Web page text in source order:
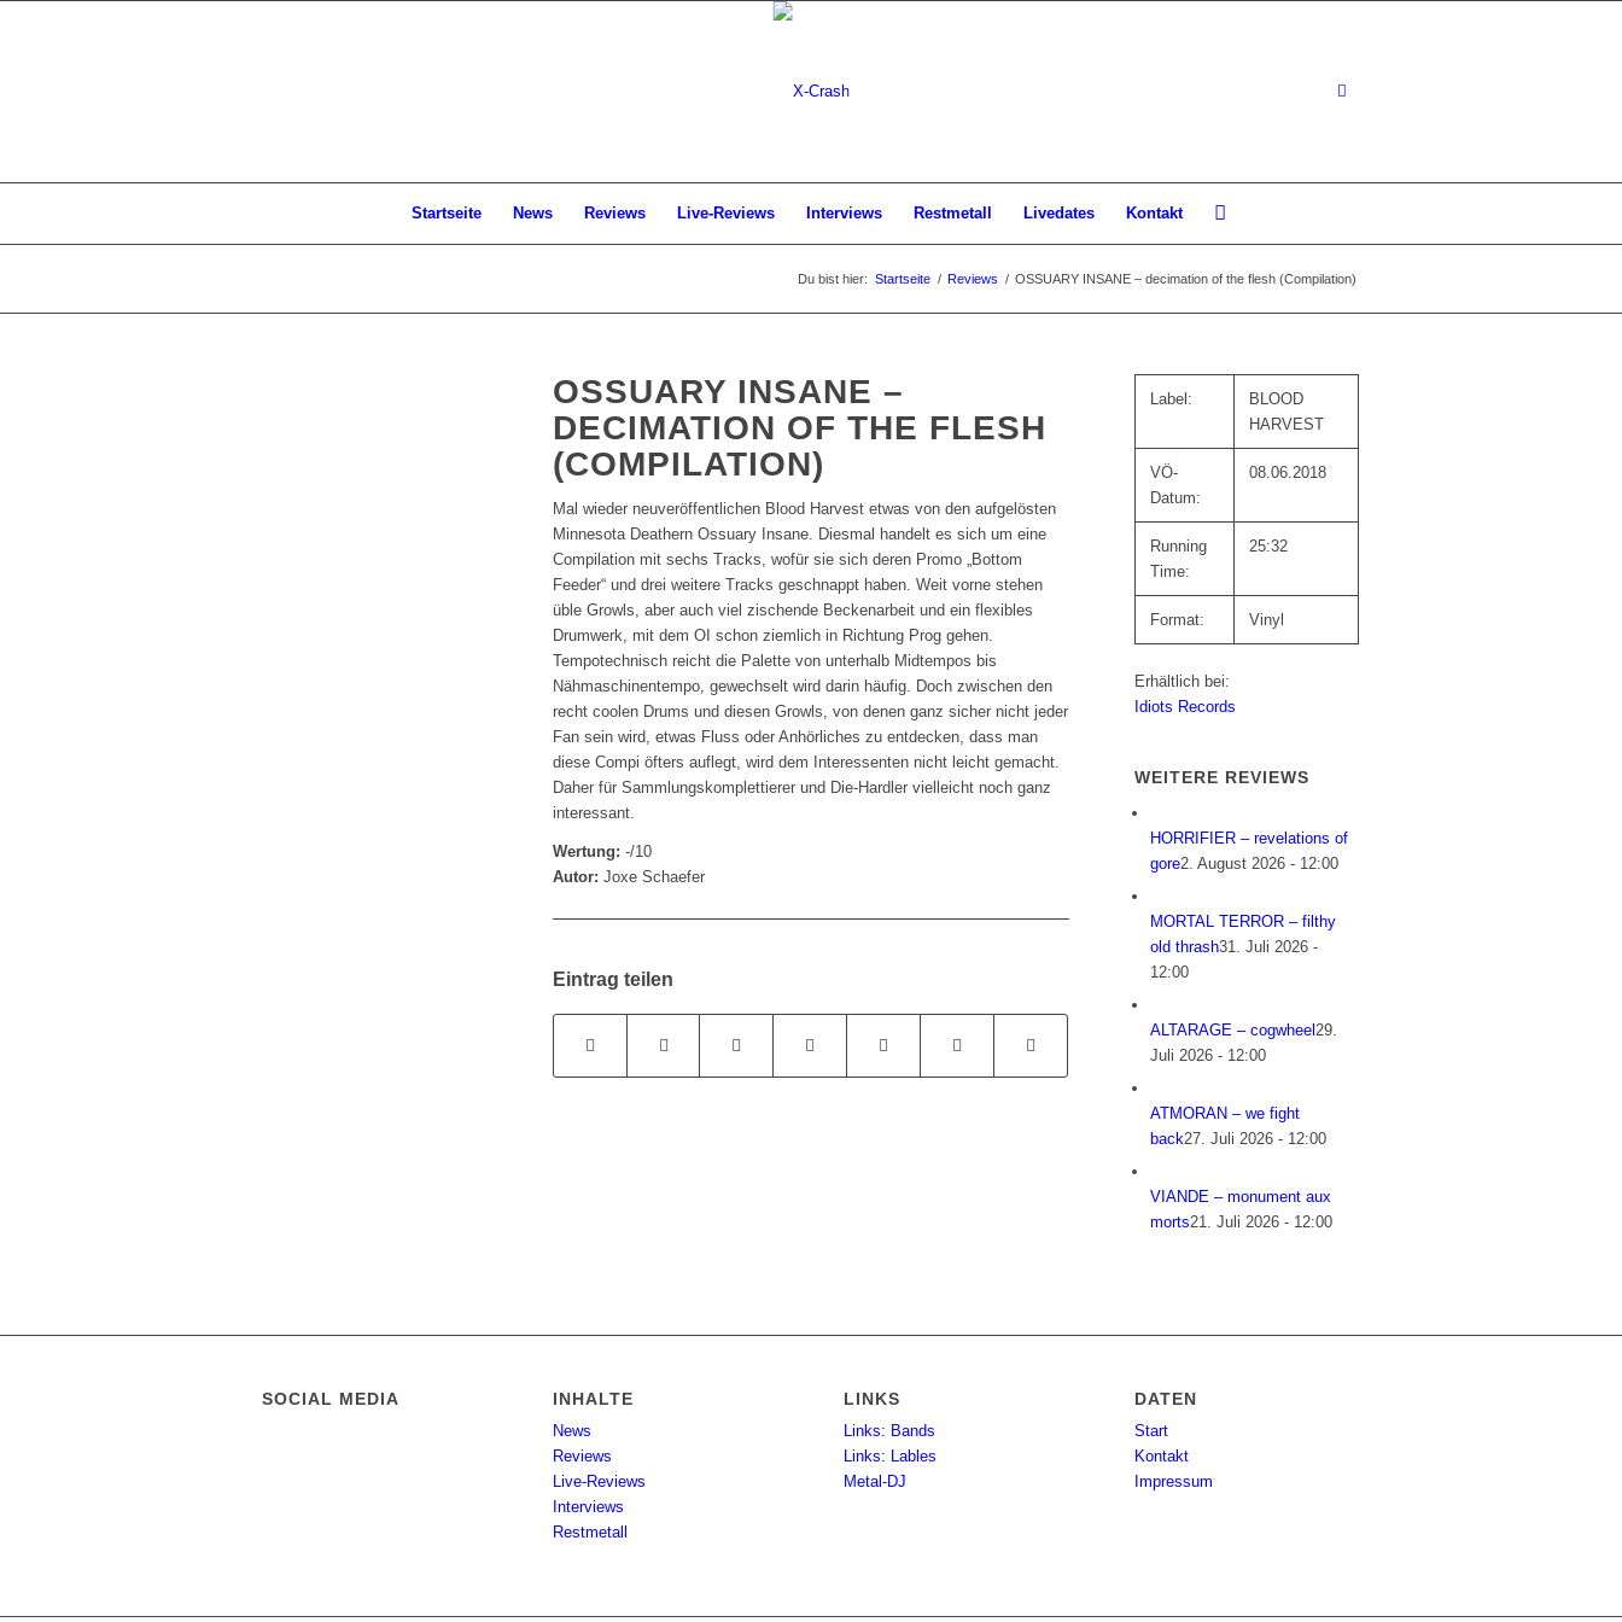
Startseite News Reviews Live-Reviews Interviews Restmetall Livedates Kontakt
Du bist hier: Startseite / Reviews / OSSUARY INSANE – decimation of the flesh (Compilation)
OSSUARY INSANE –
DECIMATION OF THE FLESH
(COMPILATION)
Mal wieder neuveröffentlichen Blood Harvest etwas von den aufgelösten
Minnesota Deathern Ossuary Insane. Diesmal handelt es sich um eine
Compilation mit sechs Tracks, wofür sie sich deren Promo „Bottom
Feeder“ und drei weitere Tracks geschnappt haben. Weit vorne stehen
üble Growls, aber auch viel zischende Beckenarbeit und ein flexibles
Drumwerk, mit dem OI schon ziemlich in Richtung Prog gehen.
Tempotechnisch reicht die Palette von unterhalb Midtempos bis
Nähmaschinentempo, gewechselt wird darin häufig. Doch zwischen den
recht coolen Drums und diesen Growls, von denen ganz sicher nicht jeder
Fan sein wird, etwas Fluss oder Anhörliches zu entdecken, dass man
diese Compi öfters auflegt, wird dem Interessenten nicht leicht gemacht.
Daher für Sammlungskomplettierer und Die-Hardler vielleicht noch ganz
interessant.
Wertung: -/10
Autor: Joxe Schaefer
Eintrag teilen
Label:
BLOOD
HARVEST
VÖ-
Datum:
08.06.2018
Running
Time:
25:32
Format: Vinyl
Erhältlich bei:
Idiots Records
WEITERE REVIEWS
HORRIFIER – revelations of
gore2. August 2026 - 12:00
MORTAL TERROR – filthy
old thrash31. Juli 2026 -
12:00
ALTARAGE – cogwheel29.
Juli 2026 - 12:00
ATMORAN – we fight
back27. Juli 2026 - 12:00
VIANDE – monument aux
morts21. Juli 2026 - 12:00
SOCIAL MEDIA INHALTE
News
Reviews
Live-Reviews
Interviews
Restmetall
LINKS
Links: Bands
Links: Lables
Metal-DJ
DATEN
Start
Kontakt
Impressum